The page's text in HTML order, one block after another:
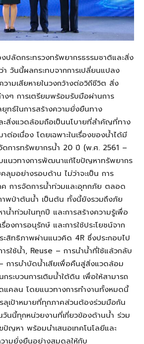
ปลัดกระทรวงทรัพยากรธรรมชาติและสิ่ง
วันนี้ผลกระทบจากการเปลี่ยนแปลง
ามเสียหายในวงกว้างต่อวิถีชีวิต สิ่ง
ๆ การเตรียมพร้อมรับมือผ่านการ
ทธ์ในการสร้างความยั่งยืนทาง
ะสิ่งแวดล้อมถือเป็นนโบายที่สำคัญที่ทาง
ต่อเนื่อง โดยเฉพาะในเรื่องของน้ำได้มี
ดการทรัพยากรน้ำ 20 ปี (พ.ศ. 2561 –
แนวทางการพัฒนาแก้ไขปัญหาทรัพยากร
ลุมอย่างรอบด้าน ไม่ว่าจะเป็น การ
ค การจัดการน้ำท่วมและอุทกภัย ตลอด
พป่าต้นน้ำ เป็นต้น ทั้งนี้ยังรวมถึงภัย
น้ำท่วมในทุกปี และการสร้างความรู้เพื่อ
องการอนุรักษ์ และการใช้ประโยชน์จาก
สิทธิภาพผ่านแนวคิด 4R ซึ่งประกอบไป
ใช้น้ำ, Reuse – การนำน้ำที่ใช้แล้วกลับ
การบำบัดน้ำเสียเพื่อคืนสู่สิ่งแวดล้อม
ระบวนการเติมน้ำใต้ดิน เพื่อให้สามารถ
แคลน โดยแนวทางการทำงานทั้งหมดนี้
ลุเป้าหมายที่ทุกภาคส่วนต้องร่วมมือกัน
วันนี้ทุกหน่วยงานที่เกี่ยวข้องด้านน้ำ ร่วม
ปัญหา พร้อมนำเสนอเทคโนโลยีและ
ามยั่งยืนอย่างสมดุลให้กับ